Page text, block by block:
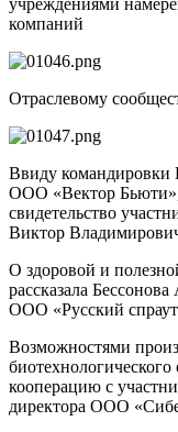
компаний
Отраслевому
Ввиду командировки
ООО «Вектор
свидетельство
Виктор
О здоровой и
рассказала
ООО «Русский
Возможностями
кооперацию с
директора ООО